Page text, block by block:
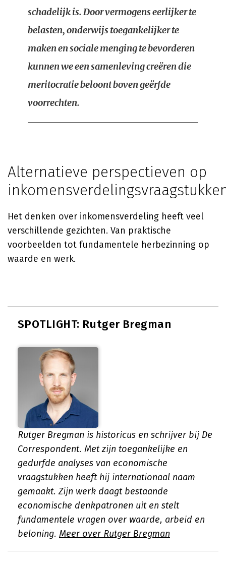
schadelijk is. Door vermogens eerlijker te
belasten, onderwijs toegankelijker te
maken en sociale menging te bevorderen
kunnen we een samenleving creëren die
meritocratie beloont boven geërfde
voorrechten.
Alternatieve perspectieven op
Het denken over inkomensverdeling heeft veel
verschillende gezichten. Van praktische
voorbeelden tot fundamentele herbezinning op
waarde en werk.
SPOTLIGHT: Rutger Bregman
Rutger Bregman is historicus en schrijver bij De
Correspondent. Met zijn toegankelijke en
gedurfde analyses van economische
vraagstukken heeft hij internationaal naam
gemaakt. Zijn werk daagt bestaande
economische denkpatronen uit en stelt
fundamentele vragen over waarde, arbeid en
beloning. Meer over Rutger Bregman